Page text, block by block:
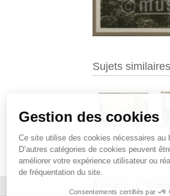
Sujets similaires
Gestion des cookies
Ce site utilise des cookies nécessaires
D’autres catégories de cookies peuvent
améliorer votre expérience utilisateur ou
de fréquentation du site.
Consentements certifiés par